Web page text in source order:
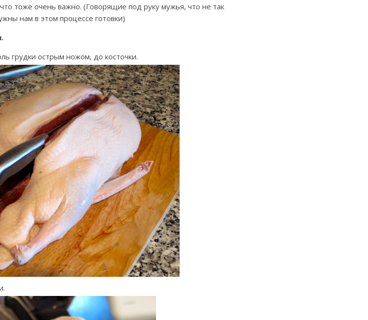
тоже очень важно. (Говорящие под руку мужья, что не так
нам в этом процессе готовки)
грудки острым ножом, до косточки.